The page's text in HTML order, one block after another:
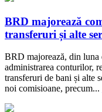
BRD majorează
transferuri și alte
BRD majorează, din luna
administrarea conturilor,
transferuri de bani și alte
noi comisioane, precum...